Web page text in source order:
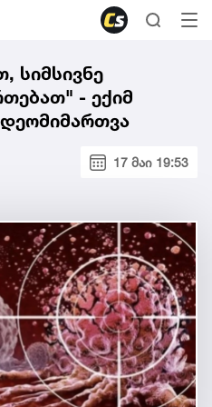
სიმსივნე
- ექიმ
17 მაი 19:53